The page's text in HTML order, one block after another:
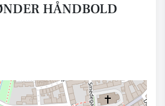
HÅNDBOLD